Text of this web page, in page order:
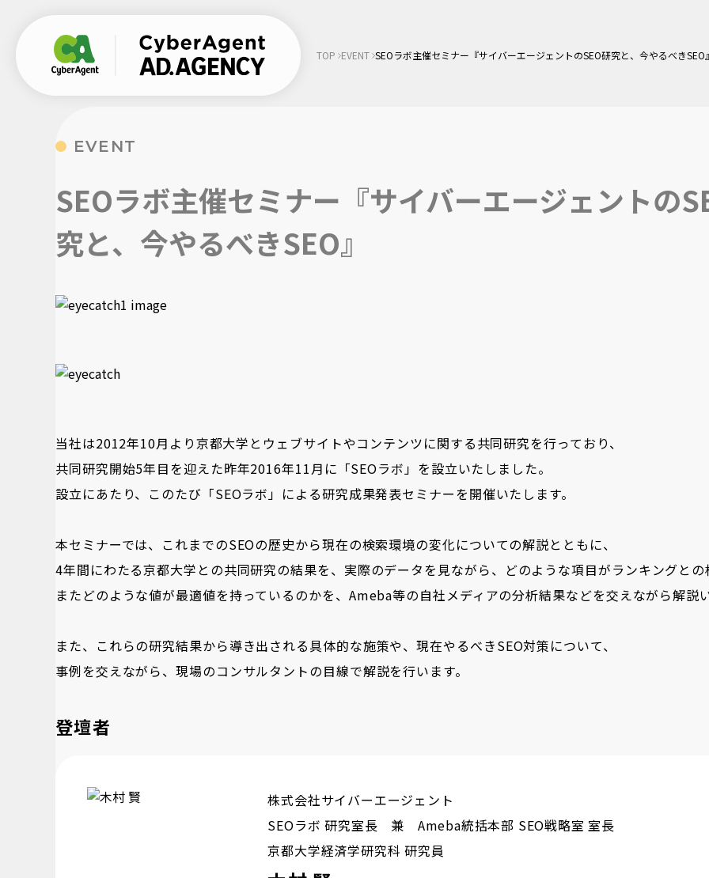
TOP EVENT SEOラボ主催セミナー『サイバーエージェントのSEO研究と、今やるべきSEO
EVENT
SEOラボ主催セミナー『サイバーエージェントの
究と、今やるべきSEO』
当社は2012年10月より京都大学とウェブサイトやコンテンツに関する共同研究を行っており、
共同研究開始5年目を迎えた昨年2016年11月に「SEOラボ」を設立いたしました。
設立にあたり、このたび「SEOラボ」による研究成果発表セミナーを開催いたします。
本セミナーでは、これまでのSEOの歴史から現在の検索環境の変化についての解説とともに、
4年間にわたる京都大学との共同研究の結果を、実際のデータを見ながら、どのような項目がランキングと
またどのような値が最適値を持っているのかを、Ameba等の自社メディアの分析結果などを交えながら解説
また、これらの研究結果から導き出される具体的な施策や、現在やるべきSEO対策について、
事例を交えながら、現場のコンサルタントの目線で解説を行います。
登壇者
株式会社サイバーエージェント
SEOラボ 研究室長 兼 Ameba統括本部 SEO戦略室 室長
京都大学経済学研究科 研究員